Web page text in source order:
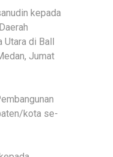
kepada
Utara di Ball
Jumat
kota se-